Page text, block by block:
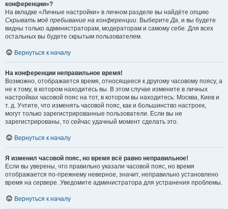
конференции»?
На вкладке «Личные настройки» в личном разделе вы найдёте опцию
Скрывать моё пребывание на конференции. ВыберитеДа, и вы будете
видны только администраторам, модераторам и самому себе. Для всех
остальных вы будете скрытым пользователем.
Вернуться к началу
На конференции неправильное время!
Возможно, отображается время, относящееся к другому часовому поясу, а
не к тому, в котором находитесь вы. В этом случае измените в личных
настройках часовой пояс на тот, в котором вы находитесь: Москва, Киев и
т. д. Учтите, что изменять часовой пояс, как и большинство настроек,
могут только зарегистрированные пользователи. Если вы не
зарегистрированы, то сейчас удачный момент сделать это.
Вернуться к началу
Я изменил часовой пояс, но время всё равно неправильное!
Если вы уверены, что правильно указали часовой пояс, но время
отображается по-прежнему неверное, значит, неправильно установлено
время на сервере. Уведомите администратора для устранения проблемы.
Вернуться к началу